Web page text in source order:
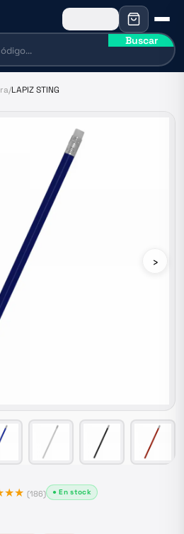
Buscar
/LAPIZ STING
›
(186) ● En stock